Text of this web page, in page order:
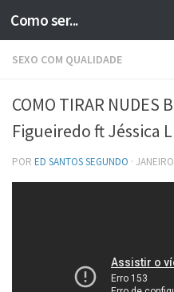
Skip to content
Como ser...
SEXO COM QUALIDADE
COMO TIRAR NUDES
Figueiredo ft Jéssica
POR ED SANTOS SEGUNDO ·